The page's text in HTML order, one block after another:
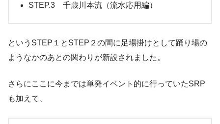
STEP.3 千歳川本流（流水応用編）
というSTEP１とSTEP２の間に足場掛けとして踊り場の
ようなかのあとの関わりが新設されました。
さらにここに今までは単発イベント的に行っていたSRP
も加えて、